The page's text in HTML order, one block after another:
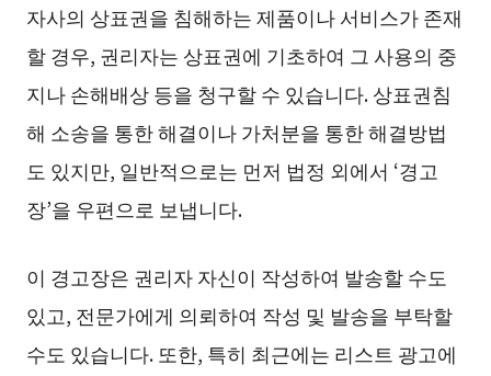
자사의 상표권을 침해하는 제품이나 서비스가 존재
할 경우, 권리자는 상표권에 기초하여 그 사용의 중
지나 손해배상 등을 청구할 수 있습니다. 상표권침
해 소송을 통한 해결이나 가처분을 통한 해결방법
도 있지만, 일반적으로는 먼저 법정 외에서 ‘경고
장’을 우편으로 보냅니다.
이 경고장은 권리자 자신이 작성하여 발송할 수도
있고, 전문가에게 의뢰하여 작성 및 발송을 부탁할
수도 있습니다. 또한, 특히 최근에는 리스트 광고에